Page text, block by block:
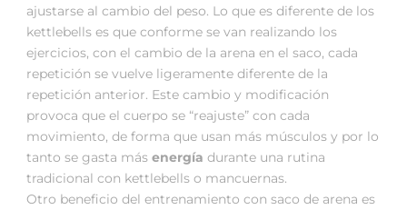
ajustarse al cambio del peso. Lo que es diferente de los
kettlebells es que conforme se van realizando los
ejercicios, con el cambio de la arena en el saco, cada
repetición se vuelve ligeramente diferente de la
repetición anterior. Este cambio y modificación
provoca que el cuerpo se “reajuste” con cada
movimiento, de forma que usan más músculos y por lo
tanto se gasta más energía durante una rutina
tradicional con kettlebells o mancuernas.
Otro beneficio del entrenamiento con saco de arena es